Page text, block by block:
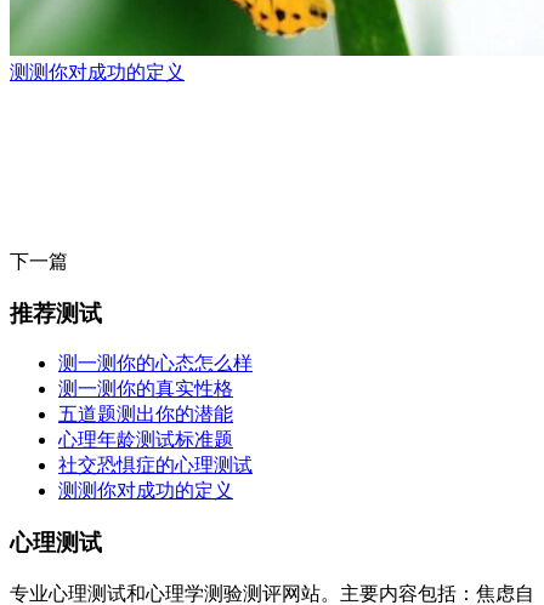
测测你对成功的定义
下一篇
推荐测试
测一测你的心态怎么样
测一测你的真实性格
五道题测出你的潜能
心理年龄测试标准题
社交恐惧症的心理测试
测测你对成功的定义
心理测试
专业心理测试和心理学测验测评网站。主要内容包括：焦虑自